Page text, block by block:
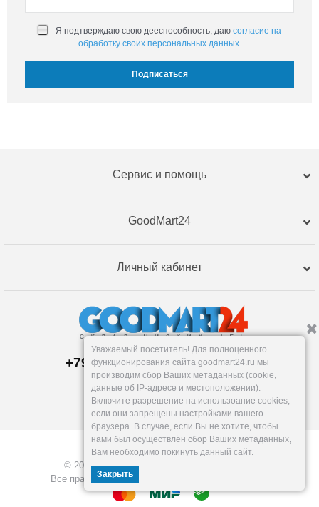
Я подтверждаю свою дееспособность, даю согласие на
обработку своих персональных данных.
Сервис и помощь
GoodMart24
Личный кабинет
+79120359762, +79120359761
Магазин:
Челябинск ,Артиллерийская, 124В
Пн-Вс: 10-19
info@goodmart24.ru
© 2026, GoodMart24.ru — Склад низких цен.
Все права защищены. Разработка —
Уважаемый посетитель! Для полноценного
функционирования сайта goodmart24.ru мы
производим сбор Ваших метаданных (cookie,
данные об IP-адресе и местоположении).
Включите разрешение на использоание cookies,
если они запрещены настройками вашего
браузера. В случае, если Вы не хотите, чтобы
нами был осуществлён сбор Ваших метаданных,
Вам необходимо покинуть данный сайт.
Закрыть